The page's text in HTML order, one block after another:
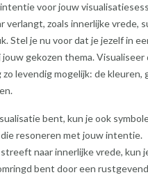
voor jouw
verlangt, zoals innerlijke vrede,
Stel je nu voor dat je jezelf in
gekozen thema. Visualiseer
zo levendig mogelijk: de kleuren,
bent, kun je ook
resoneren met jouw intentie.
naar innerlijke vrede, kun
bent door een